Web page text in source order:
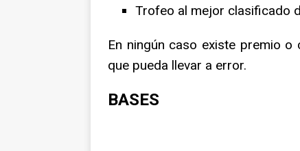
Trofeo al mejor clasificado
En ningún caso existe premio
que pueda llevar a error.
BASES